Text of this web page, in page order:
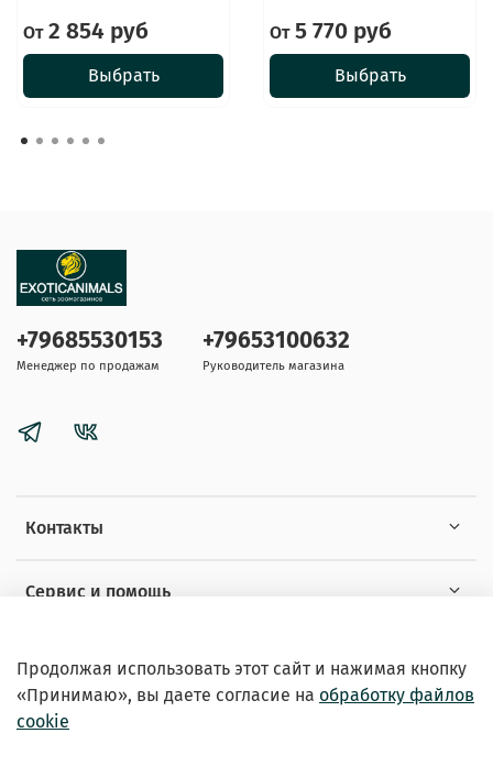
От2 854 руб
Выбрать
От5 770 руб
Выбрать
Контакты
Сервис и помощь
+79685530153
Менеджер по продажам
+79653100632
Руководитель магазина
Продолжая использовать этот сайт и нажимая кнопку
«Принимаю», вы даете согласие на обработку файлов
cookie